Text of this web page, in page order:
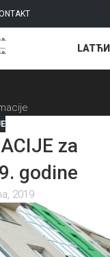
LAT
za
godine
2019